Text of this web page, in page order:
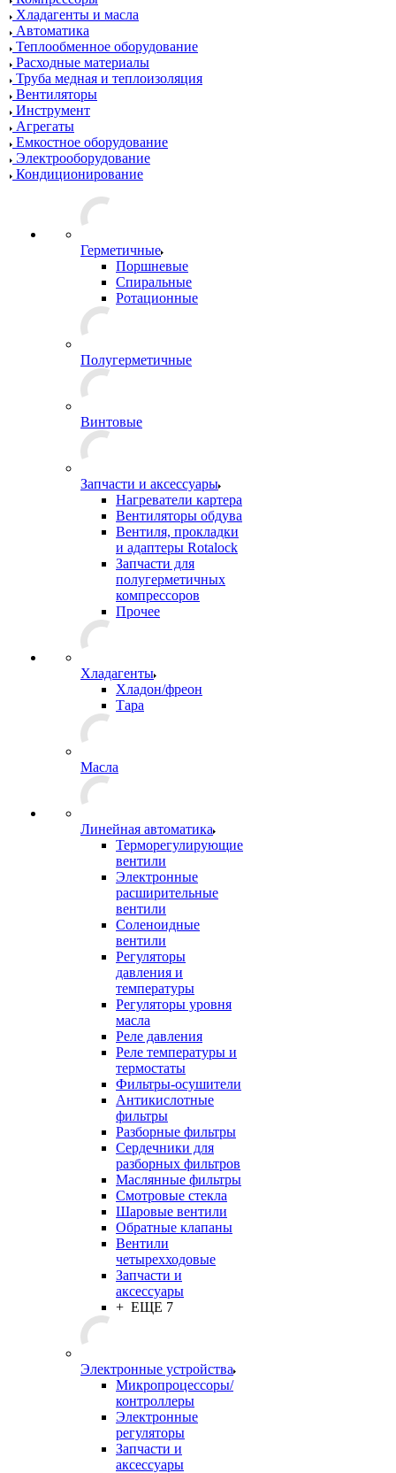
Хладагенты и масла
Автоматика
Теплообменное оборудование
Расходные материалы
Труба медная и теплоизоляция
Вентиляторы
Инструмент
Агрегаты
Емкостное оборудование
Электрооборудование
Кондиционирование
Герметичные
Поршневые
Спиральные
Ротационные
Полугерметичные
Винтовые
Запчасти и аксессуары
Нагреватели картера
Вентиляторы обдува
Вентиля, прокладки
и адаптеры Rotalock
Запчасти для
полугерметичных
компрессоров
Прочее
Хладагенты
Хладон/фреон
Тара
Масла
Линейная автоматика
Терморегулирующие
вентили
Электронные
расширительные
вентили
Соленоидные
вентили
Регуляторы
давления и
температуры
Регуляторы уровня
масла
Реле давления
Реле температуры и
термостаты
Фильтры-осушители
Антикислотные
фильтры
Разборные фильтры
Сердечники для
разборных фильтров
Маслянные фильтры
Смотровые стекла
Шаровые вентили
Обратные клапаны
Вентили
четырехходовые
Запчасти и
аксессуары
+ ЕЩЕ 7
Электронные устройства
Микропроцессоры/
контроллеры
Электронные
регуляторы
Запчасти и
аксессуары